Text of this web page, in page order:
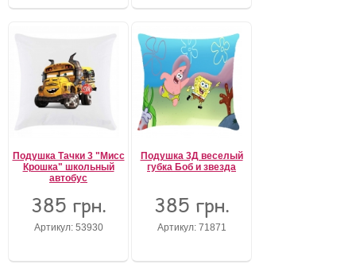
Подушка Тачки 3 "Мисс
Крошка" школьный
автобус
385 грн.
Артикул: 53930
Подушка 3Д веселый
губка Боб и звезда
385 грн.
Артикул: 71871